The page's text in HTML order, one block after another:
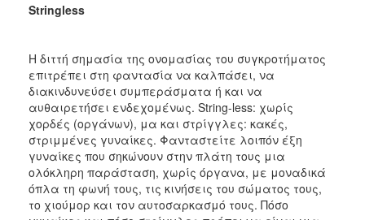
Stringless
Η διττή σημασία της ονομασίας του συγκροτήματος
επιτρέπει στη φαντασία να καλπάσει, να
διακινδυνεύσει συμπεράσματα ή και να
αυθαιρετήσει ενδεχομένως. String-less: χωρίς
χορδές (οργάνων), μα και στρίγγλες: κακές,
στριμμένες γυναίκες. Φανταστείτε λοιπόν έξη
γυναίκες που σηκώνουν στην πλάτη τους μια
ολόκληρη παράσταση, χωρίς όργανα, με μοναδικά
όπλα τη φωνή τους, τις κινήσεις του σώματος τους,
το χιούμορ και τον αυτοσαρκασμό τους. Πόσο